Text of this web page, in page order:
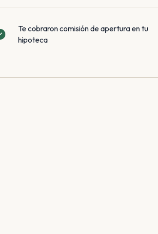
Te cobraron comisión de apertura en tu
hipoteca